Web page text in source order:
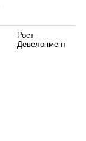
Рост
Девелопмент